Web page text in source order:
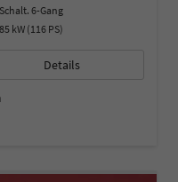
Schalt. 6-Gang
85 kW (116 PS)
Details